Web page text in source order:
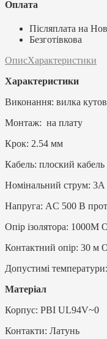
Оплата
Післяплата на
Безготівкова
ОписХарактеристики
Характеристики
Виконання: вилка
Монтаж: на плату
Крок: 2.54 мм
Кабель: плоский
Номінальний струм: 3А
Напруга: AC 500 В
Опір ізолятора:
Контактний опір: 30 м
Допустимі
Матеріал
Корпус: PBI UL94V~0
Контакти: Латунь